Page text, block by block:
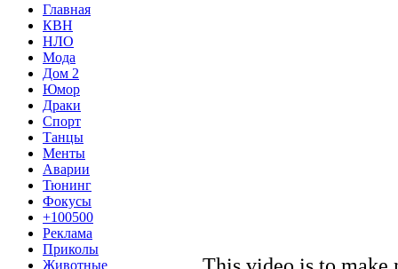
Главная
КВН
НЛО
Мода
Дом 2
Юмор
Драки
Спорт
Танцы
Менты
Аварии
Тюнинг
Фокусы
+100500
Реклама
Приколы
Животные